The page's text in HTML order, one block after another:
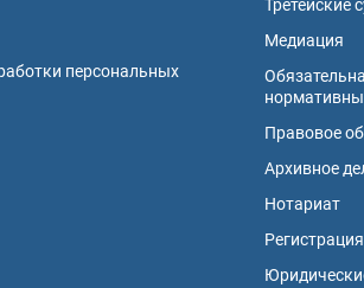
персональных
Третейские
Медиация
Правовое
Архивное
Нотариат